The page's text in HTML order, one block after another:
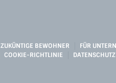
ZUKÜNTIGE BEWOHNER
FÜR
COOKIE-RICHTLINIE